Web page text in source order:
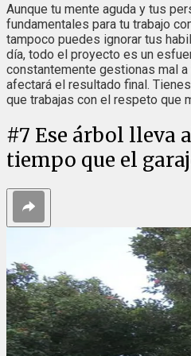
Aunque tu mente aguda y tus
fundamentales para tu trabajo
tampoco puedes ignorar tus
día, todo el proyecto es un
constantemente gestionas mal
afectará el resultado final.
que trabajas con el respeto que
#7 Ese árbol lleva
tiempo que el